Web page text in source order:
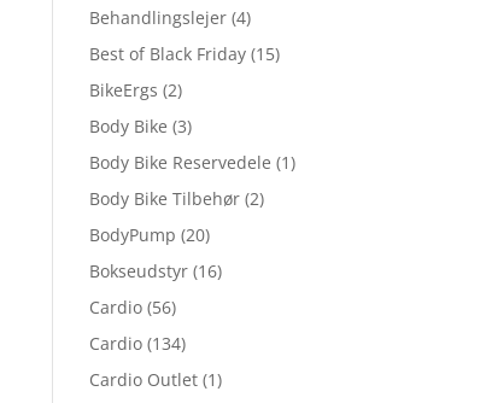
Behandlingslejer (4)
Best of Black Friday (15)
BikeErgs (2)
Body Bike (3)
Body Bike Reservedele (1)
Body Bike Tilbehør (2)
BodyPump (20)
Bokseudstyr (16)
Cardio (56)
Cardio (134)
Cardio Outlet (1)